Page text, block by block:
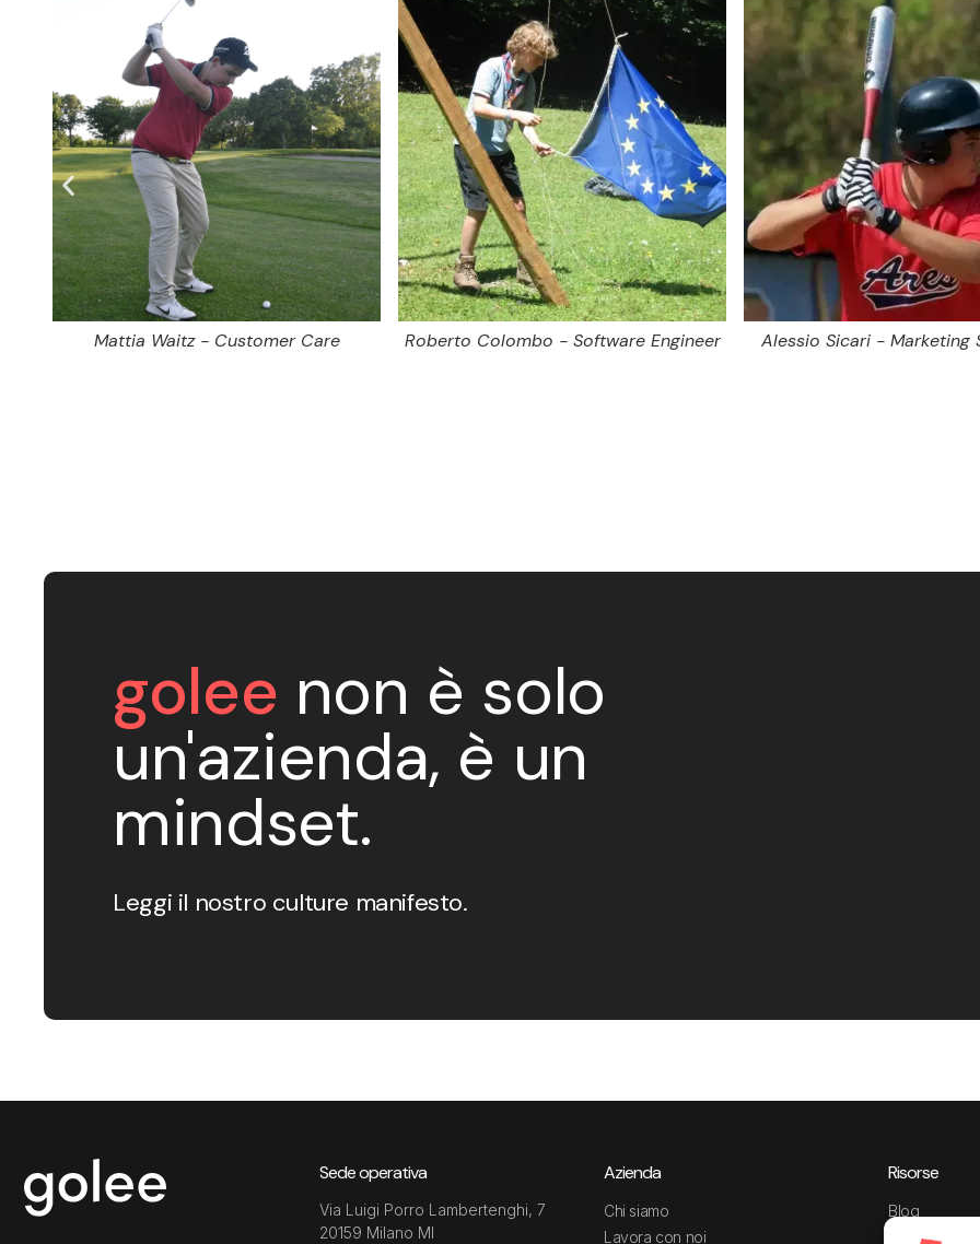
Mattia Waitz - Customer Care Roberto Colombo - Software Engineer Alessio Sicari - Marketing
golee non è solo
un'azienda, è un
mindset.
Leggi il nostro culture manifesto.
Sede operativa
Via Luigi Porro Lambertenghi, 7
20159 Milano MI
Azienda
Chi siamo
Lavora con noi
Risorse
Blog
Guide